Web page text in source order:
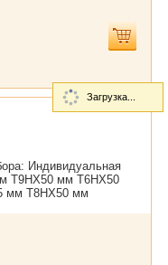
Индивидуальная
T9HX50 мм T6HX50
мм T8HX50 мм
Загрузка...